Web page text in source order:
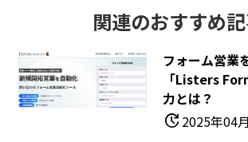
関連のおすすめ
フォーム営業
「Listers
力とは？
update2025年04